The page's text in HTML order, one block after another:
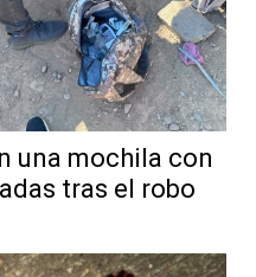
una mochila con
tras el robo